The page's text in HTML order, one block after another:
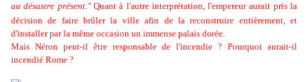
au désastre présent."Quant à l'autre interprétation, l'empereur aurait pris la
décision de faire brûler la ville afin de la reconstruire entièrement, et
d'installer par la même occasion un immense palais dorée.
Mais Néron peut-il être responsable de l'incendie ? Pourquoi aurait-il
incendié Rome ?